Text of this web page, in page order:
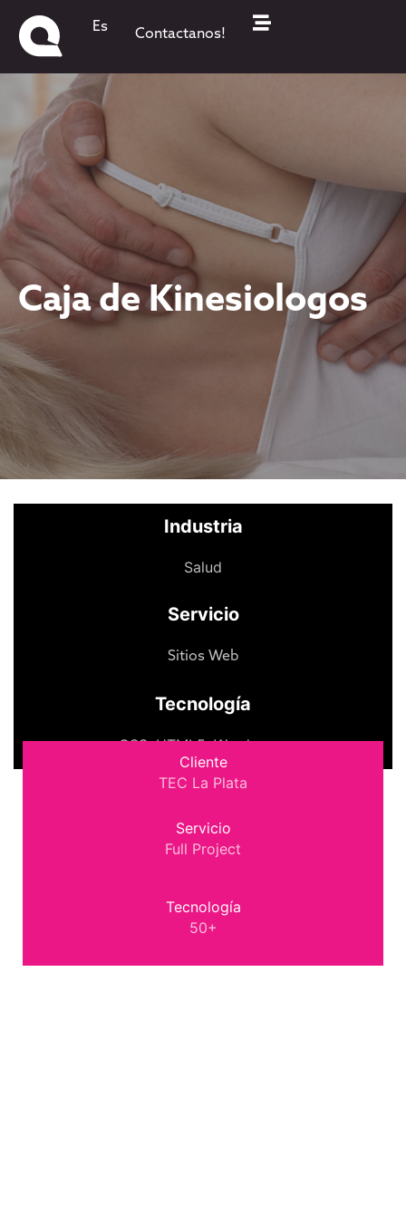
Es Contactanos!
Caja de Kinesiologos
Industria
Salud
Servicio
Sitios Web
Tecnología
CSS,HTML5,Wordpress
Cliente
TEC La Plata
Servicio
Full Project
Tecnología
50+